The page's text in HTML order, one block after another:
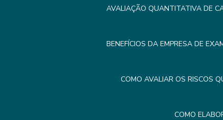
AVALIAÇÃO QUANTITATIVA DE
BENEFÍCIOS DA EMPRESA DE
COMO AVALIAR OS RISCOS
COMO